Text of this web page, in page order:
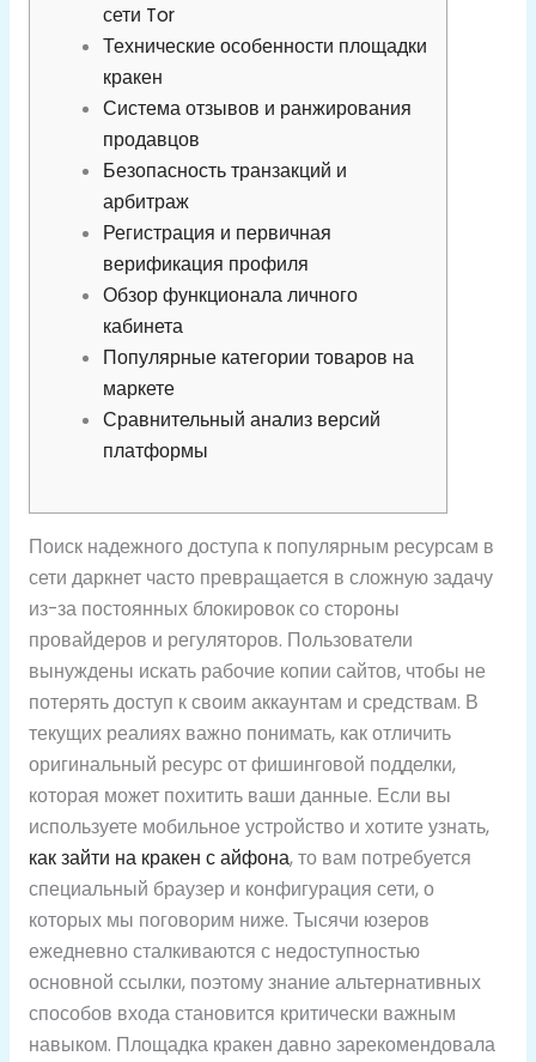
сети Tor
Технические особенности площадки
кракен
Система отзывов и ранжирования
продавцов
Безопасность транзакций и
арбитраж
Регистрация и первичная
верификация профиля
Обзор функционала личного
кабинета
Популярные категории товаров на
маркете
Сравнительный анализ версий
платформы
Поиск надежного доступа к популярным ресурсам в
сети даркнет часто превращается в сложную задачу
из-за постоянных блокировок со стороны
провайдеров и регуляторов. Пользователи
вынуждены искать рабочие копии сайтов, чтобы не
потерять доступ к своим аккаунтам и средствам. В
текущих реалиях важно понимать, как отличить
оригинальный ресурс от фишинговой подделки,
которая может похитить ваши данные. Если вы
используете мобильное устройство и хотите узнать,
как зайти на кракен с айфона, то вам потребуется
специальный браузер и конфигурация сети, о
которых мы поговорим ниже. Тысячи юзеров
ежедневно сталкиваются с недоступностью
основной ссылки, поэтому знание альтернативных
способов входа становится критически важным
навыком. Площадка кракен давно зарекомендовала